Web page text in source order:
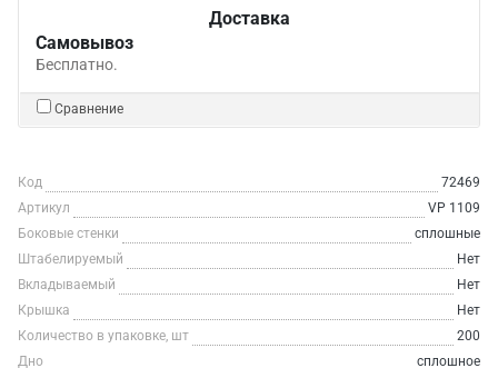
Доставка
Самовывоз
Бесплатно.
Сравнение
Код
72469
Артикул
VP 1109
Боковые стенки
сплошные
Штабелируемый
Нет
Вкладываемый
Нет
Крышка
Нет
Количество в упаковке, шт
200
Дно
сплошное